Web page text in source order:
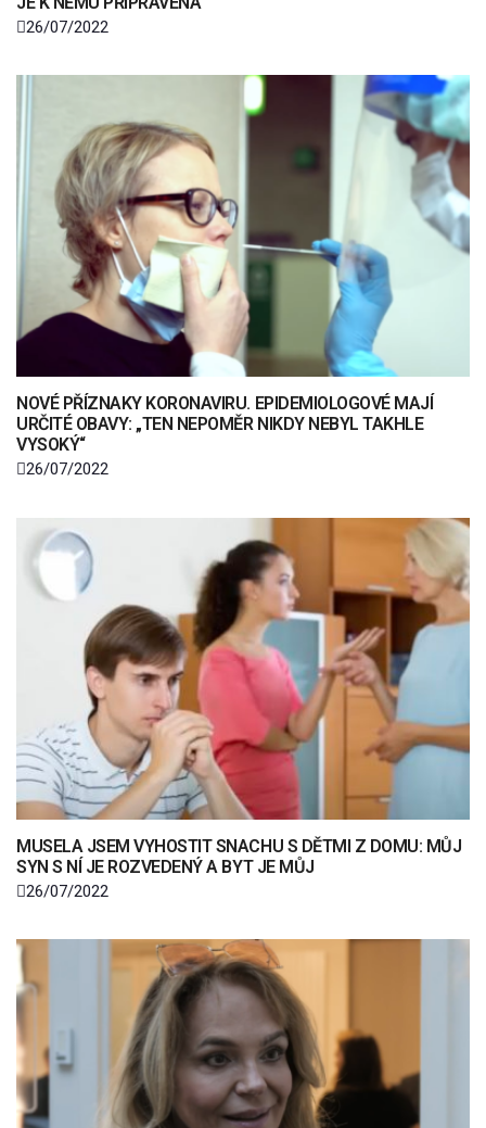
26/07/2022
NOVÉ PŘÍZNAKY KORONAVIRU. EPIDEMIOLOGOVÉ MAJÍ
URČITÉ OBAVY: „TEN NEPOMĚR NIKDY NEBYL TAKHLE
VYSOKÝ“
26/07/2022
MUSELA JSEM VYHOSTIT SNACHU S DĚTMI Z DOMU: MŮJ
SYN S NÍ JE ROZVEDENÝ A BYT JE MŮJ
26/07/2022